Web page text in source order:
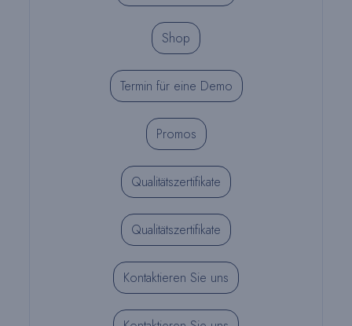
Shop
Termin für eine Demo
Promos
Qualitätszertifikate
Qualitätszertifikate
Kontaktieren Sie uns